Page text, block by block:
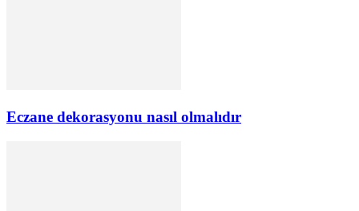
Eczane dekorasyonu nasıl olmalıdır